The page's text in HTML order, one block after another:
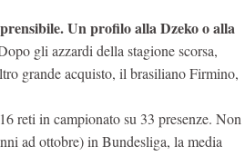
Un profilo alla Dzeko o alla
gli azzardi della stagione scorsa,
grande acquisto, il brasiliano Firmino,
reti in campionato su 33 presenze. Non
ad ottobre) in Bundesliga, la media